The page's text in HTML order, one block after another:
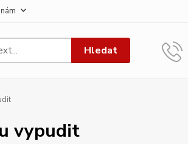
Hledat
vypudit